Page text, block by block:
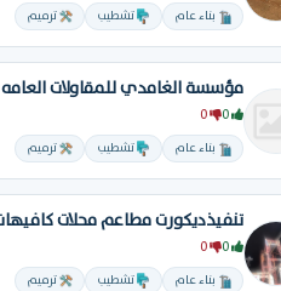
بناء عام تشطيب ترميم
مؤسسة الغامدي للمقاولات العامه
0
0
بناء عام تشطيب ترميم
0
0
بناء عام تشطيب ترميم